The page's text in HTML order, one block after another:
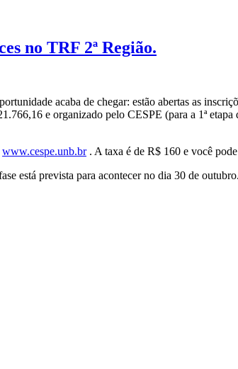
no TRF 2ª Região.
acaba de chegar: estão abertas as
e organizado pelo CESPE (para a 1ª
www.cespe.unb.br. A taxa é de R$ 160 e você
está prevista para acontecer no dia 30 de outubro.